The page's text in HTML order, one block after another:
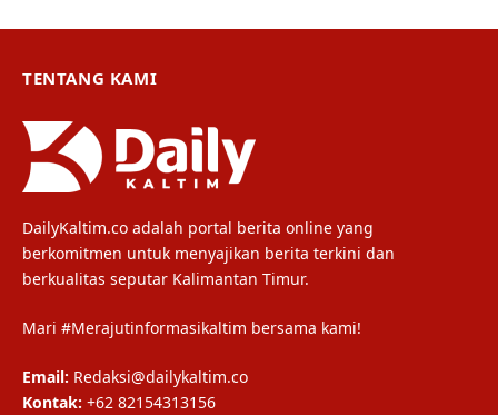
TENTANG KAMI
DailyKaltim.co adalah portal berita online yang
berkomitmen untuk menyajikan berita terkini dan
berkualitas seputar Kalimantan Timur.
Mari #Merajutinformasikaltim bersama kami!
Email: Redaksi@dailykaltim.co
Kontak: +62 82154313156